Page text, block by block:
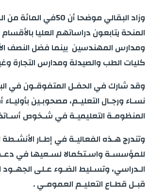
وزاد البقالي موضحا أن
المنحة يتابعون دراساتهم العلیا بالأقسام
ومدارس المهندسین ​ بینما فضل النصف
كلیات الطب والصیدلة ومدارس التجارة
وقد شارك في الحفـل المتفوقـون في
نسـاء ورجـال التعليـم، مصحوبـين
المنظومـة التعليميـة في شـخوص
وتندرج هـذه الفعاليـة في إطـار
للمؤسسـة واسـتكمالا لسـعيها في دعـم
الـدراسي، وتسـليط الضـوء عـلى الجهـود
قبـل قطـاع التعليـم العمومـي .